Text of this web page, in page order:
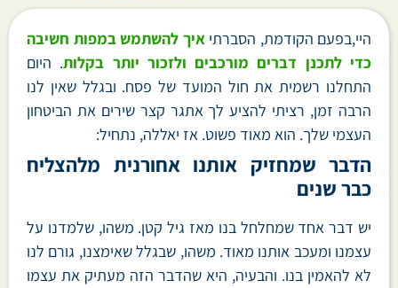
היי,בפעם הקודמת, הסברתיאיך להשתמש במפות חשיבה
כדי לתכנן דברים מורכבים ולזכור יותר בקלות. היום
התחלנו רשמית את חול המועד של פסח. ובגלל שאין לנו
הרבה זמן, רציתי להציע לך אתגר קצר שירים את הביטחון
העצמי שלך. הוא מאוד פשוט. אז יאללה, נתחיל:
הדבר שמחזיק אותנו אחורנית מלהצליח
כבר שנים
יש דבר אחד שמחלחל בנו מאז גיל קטן. משהו, שלמדנו על
עצמנו ומעכב אותנו מאוד. משהו, שבגלל שאימצנו, גורם לנו
לא להאמין בנו. והבעיה, היא שהדבר הזה מעתיק את עצמו